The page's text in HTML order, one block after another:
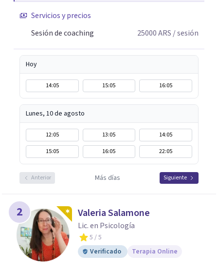
Por eso ofrezco un espacio de escucha genuina, reflexión
y acompañamiento, donde cada persona puede sentirse
Servicios y precios
Sesión de coaching
25000ARS / sesión
Hoy
14:05 15:05 16:05
Lunes, 10 de agosto
12:05 13:05
14:05
15:05
16:05 22:05
Anterior Más días Siguiente
2 Valeria Salamone
Lic. en Psicología
5 / 5
Verificado
Terapia Online